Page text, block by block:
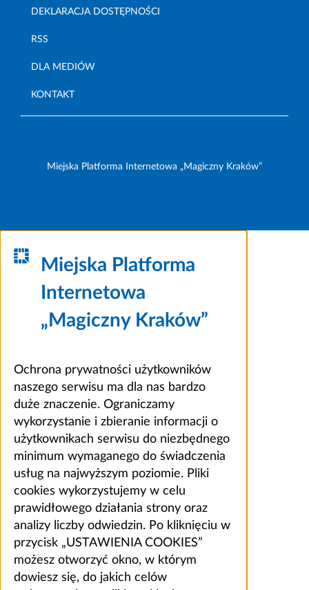
DEKLARACJA DOSTĘPNOŚCI
RSS
DLA MEDIÓW
KONTAKT
Miejska Platforma Internetowa „Magiczny Kraków”
Miejska Platforma
Internetowa
„Magiczny Kraków”
Ochrona prywatności użytkowników
naszego serwisu ma dla nas bardzo
duże znaczenie. Ograniczamy
wykorzystanie i zbieranie informacji o
użytkownikach serwisu do niezbędnego
minimum wymaganego do świadczenia
usług na najwyższym poziomie. Pliki
cookies wykorzystujemy w celu
prawidłowego działania strony oraz
analizy liczby odwiedzin. Po kliknięciu w
przycisk „USTAWIENIA COOKIES”
możesz otworzyć okno, w którym
dowiesz się, do jakich celów